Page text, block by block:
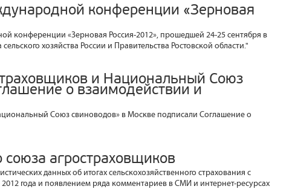
конференции «Зерновая
конференции «Зерновая Россия-2012», прошедшей 24-25 сентября в
хозяйства России и Правительства Ростовской области."
и Национальный Союз
о взаимодействии и
Союз свиноводов» в Москве подписали Соглашение о
агростраховщиков
данных об итогах сельскохозяйственного страхования с
года и появлением ряда комментариев в СМИ и интернет-ресурсах